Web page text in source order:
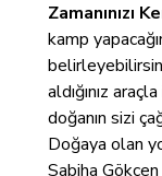
Zamanınızı
kamp
aldığınız
doğanın sizi
Doğaya olan
Sabiha